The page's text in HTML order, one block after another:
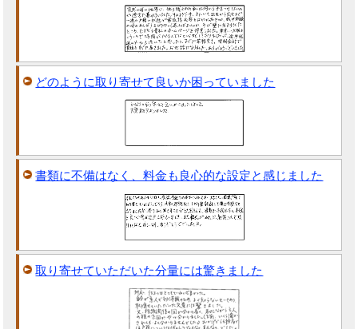
どのように取り寄せて良いか困っていました
書類に不備はなく、料金も良心的な設定と感じました
取り寄せていただいた分量には驚きました